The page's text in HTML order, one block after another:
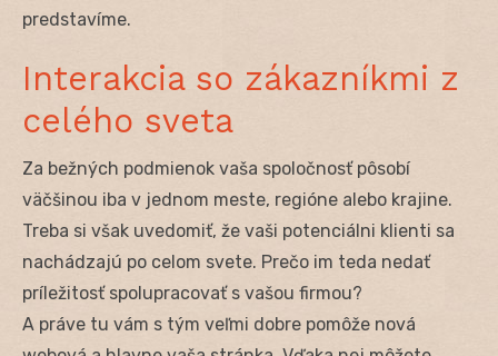
predstavíme.
Interakcia so zákazníkmi z
celého sveta
Za bežných podmienok vaša spoločnosť pôsobí
väčšinou iba v jednom meste, regióne alebo krajine.
Treba si však uvedomiť, že vaši potenciálni klienti sa
nachádzajú po celom svete. Prečo im teda nedať
príležitosť spolupracovať s vašou firmou?
A práve tu vám s tým veľmi dobre pomôže nová